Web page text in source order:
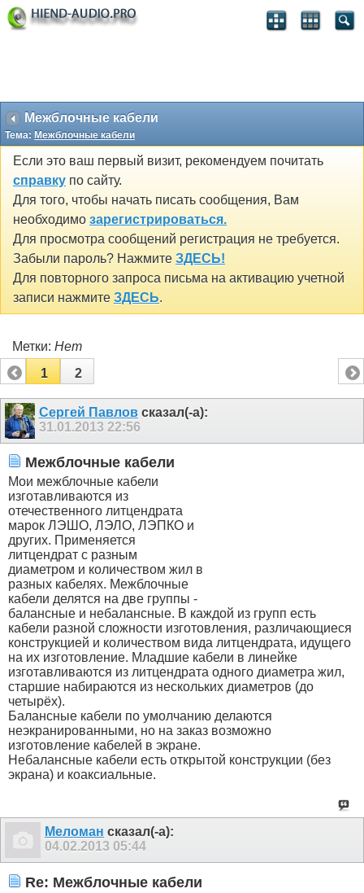
Межблочные кабели
Тема: Межблочные кабели
Если это ваш первый визит, рекомендуем почитать
справку по сайту.
Для того, чтобы начать писать сообщения, Вам
необходимо зарегистрироваться.
Для просмотра сообщений регистрация не требуется.
Забыли пароль? Нажмите ЗДЕСЬ!
Для повторного запроса письма на активацию учетной
записи нажмите ЗДЕСЬ.
Метки: Нет
1
2
Сергей Павловсказал(-а):
31.01.2013 22:56
Межблочные кабели
Мои межблочные кабели
изготавливаются из
отечественного литцендрата
марок ЛЭШО, ЛЭЛО, ЛЭПКО и
других. Применяется
литцендрат с разным
диаметром и количеством жил в
разных кабелях. Межблочные
кабели делятся на две группы -
балансные и небалансные. В каждой из групп есть
кабели разной сложности изготовления, различающиеся
конструкцией и количеством вида литцендрата, идущего
на их изготовление. Младшие кабели в линейке
изготавливаются из литцендрата одного диаметра жил,
старшие набираются из нескольких диаметров (до
четырёх).
Балансные кабели по умолчанию делаются
неэкранированными, но на заказ возможно
изготовление кабелей в экране.
Небалансные кабели есть открытой конструкции (без
экрана) и коаксиальные.
Меломан сказал(-а):
04.02.2013 05:44
Re: Межблочные кабели